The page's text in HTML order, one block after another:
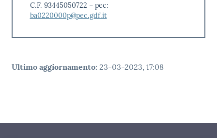
C.F. 93445050722 – pec:
ba0220000p@pec.gdf.it
Ultimo aggiornamento: 23-03-2023, 17:08